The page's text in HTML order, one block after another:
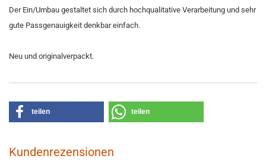
Der Ein/Umbau gestaltet sich durch hochqualitative Verarbeitung und sehr
gute Passgenauigkeit denkbar einfach.
Neu und originalverpackt.
teilen teilen
Kundenrezensionen